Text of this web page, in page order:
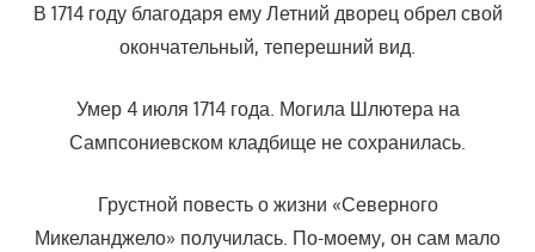
В 1714 году благодаря ему Летний дворец обрел свой
окончательный, теперешний вид.
Умер 4 июля 1714 года. Могила Шлютера на
Сампсониевском кладбище не сохранилась.
Грустной повесть о жизни «Северного
Микеланджело» получилась. По-моему, он сам мало